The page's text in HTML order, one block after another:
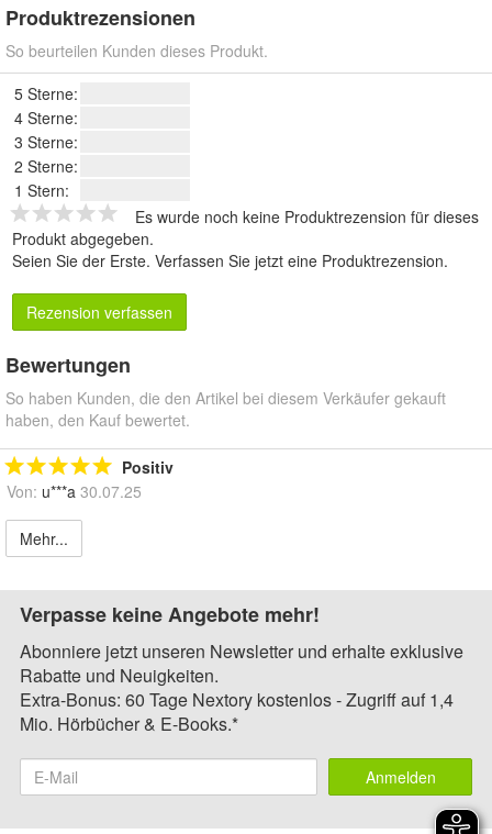
Produktrezensionen
So beurteilen Kunden dieses Produkt.
5 Sterne:
4 Sterne:
3 Sterne:
2 Sterne:
1 Stern:
Es wurde noch keine Produktrezension für dieses
Produkt abgegeben.
Seien Sie der Erste. Verfassen Sie jetzt eine Produktrezension.
Rezension verfassen
Bewertungen
So haben Kunden, die den Artikel bei diesem Verkäufer gekauft
haben, den Kauf bewertet.
Positiv
Von: u***a 30.07.25
Mehr...
Verpasse keine Angebote mehr!
Abonniere jetzt unseren Newsletter und erhalte exklusive
Rabatte und Neuigkeiten.
Extra-Bonus: 60 Tage Nextory kostenlos - Zugriff auf 1,4
Mio. Hörbücher & E-Books.*
Anmelden